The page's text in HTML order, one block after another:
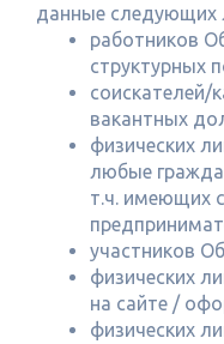
данные следующих
работников
структурных
соискателей/
вакантных
физических
любые
т.ч. имеющих
участников
физических
на сайте /
физических